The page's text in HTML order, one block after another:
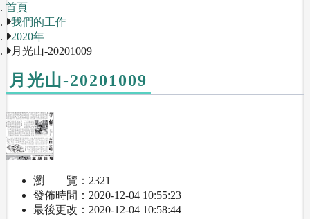
首頁
我們的工作
2020年
月光山-20201009
月光山-20201009
瀏 覽
2321
發佈時間
2020-12-04 10:55:23
最後更改
2020-12-04 10:58:44